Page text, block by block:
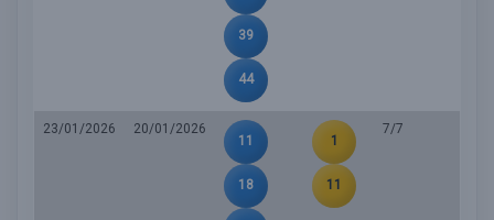
39
44
23/01/2026
20/01/2026
11
18
1
11
7/7